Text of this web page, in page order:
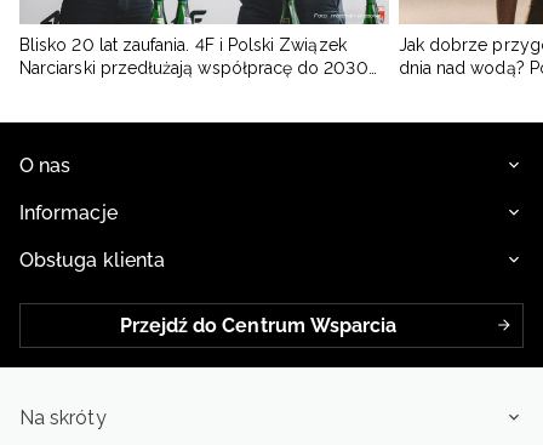
Blisko 20 lat zaufania. 4F i Polski Związek
Narciarski przedłużają współpracę do 2030
Jak dobrze
dnia nad wodą?
O nas
Informacje
Obsługa klienta
Przejdź do Centrum Wsparcia
Na skróty